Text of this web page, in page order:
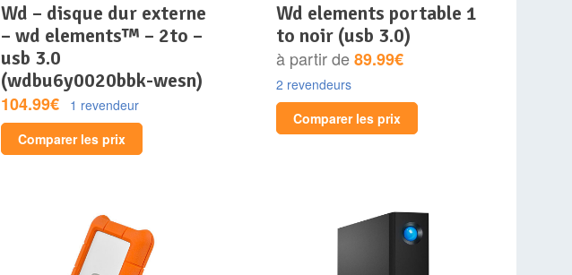
wd – disque dur externe
– wd elements™ – 2to –
usb 3.0
(wdbu6y0020bbk-wesn)
104.99€
1 revendeur
Comparer les prix
wd elements portable 1
to noir (usb 3.0)
à partir de89.99€
2 revendeurs
Comparer les prix